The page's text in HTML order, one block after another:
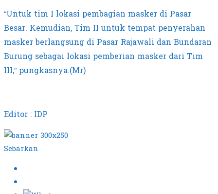
“Untuk tim I lokasi pembagian masker di Pasar
Besar. Kemudian, Tim II untuk tempat penyerahan
masker berlangsung di Pasar Rajawali dan Bundaran
Burung sebagai lokasi pemberian masker dari Tim
III,” pungkasnya.(Mr)
Editor : IDP
Sebarkan